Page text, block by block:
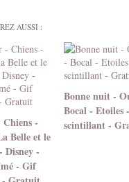
AUSSI :
-
Belle et le
Disney -
- Gif
Bonne nuit -
Bocal - Etoiles
scintillant -